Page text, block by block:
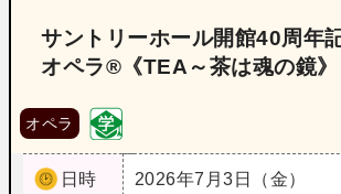
サントリーホール開館40周年
オペラ®《TEA～茶は魂の鏡》
オペラ
日時
2026年7月3日（金）